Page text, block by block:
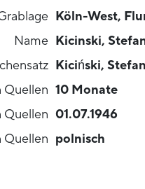
Köln-West,
Name Kicinski,
Kiciński, Stefan
Quellen 10 Monate
Quellen 01.07.1946
Quellen polnisch